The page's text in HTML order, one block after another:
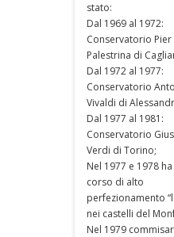
stato:
Dal 1969 al 1972:
Conservatorio Pier
Palestrina di
Dal 1972 al 1977:
Conservatorio
Vivaldi di
Dal 1977 al 1981:
Conservatorio
Verdi di Torino;
Nel 1977 e 1978
corso di alto
perfezionamento
nei castelli del
Nel 1979